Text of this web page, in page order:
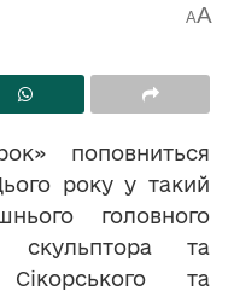
AA
поповниться
року у такий
головного
скульптора та
та